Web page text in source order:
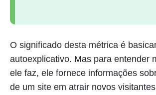
O significado desta métrica é
autoexplicativo. Mas para entender
ele faz, ele fornece informações
de um site em atrair novos